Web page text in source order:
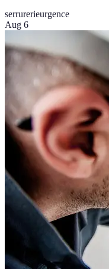
serrurerieurgence
Aug 6